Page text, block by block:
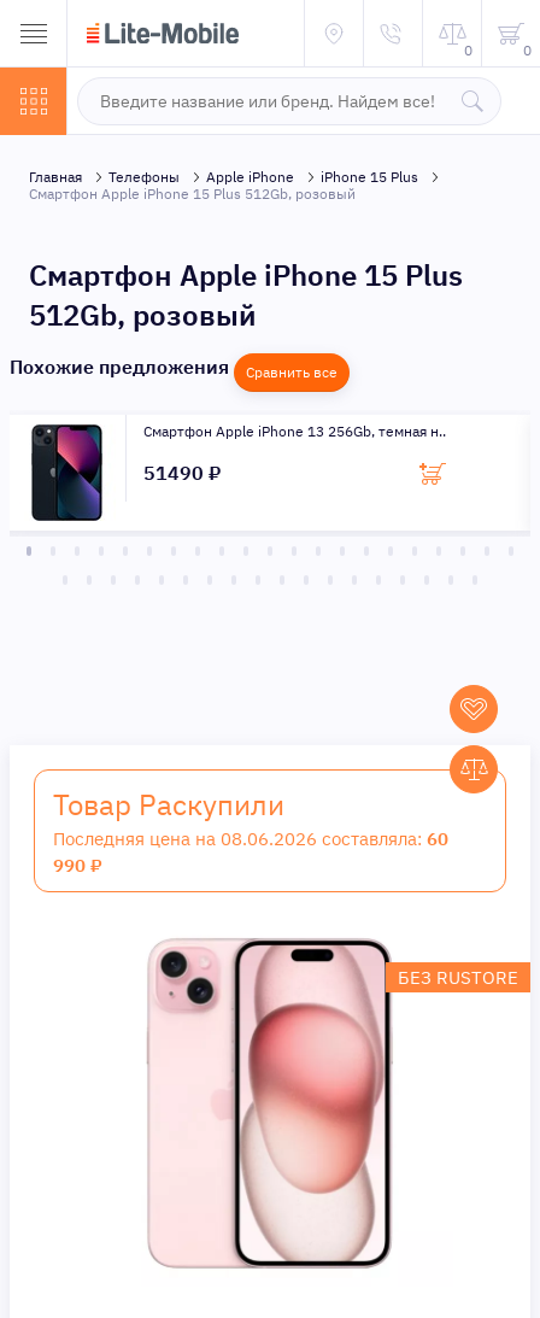
0 0
Главная Телефоны Apple iPhone
iPhone 15 Plus
Смартфон Apple iPhone 15 Plus 512Gb, розовый
Смартфон Apple iPhone 15 Plus
512Gb, розовый
Похожие предложения Сравнить все
Смартфон Apple iPhone 13 256Gb, темная н..
51490 ₽
Товар Раскупили
Последняя цена на 08.06.2026 составляла: 60
990 ₽
БЕЗ RUSTORE